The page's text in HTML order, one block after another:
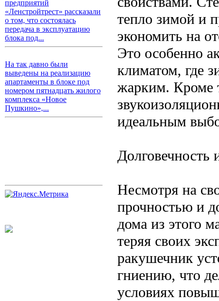
предприятий
«Ленстройтрест» рассказали
о том, что состоялась
передача в эксплуатацию
блока под...
На так давно были
выведены на реализацию
апартаменты в блоке под
номером пятнадцать жилого
комплекса «Новое
Пушкино»,...
тепло зимой и
экономить на
Это особенно
климатом, где
жарким. Кроме
идеальным
Долговечность
Несмотря на
прочностью и
дома из этого
теряя своих
ракушечник
гниению, что
условиях